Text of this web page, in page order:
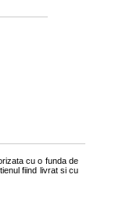
cu o funda de
fiind livrat si cu